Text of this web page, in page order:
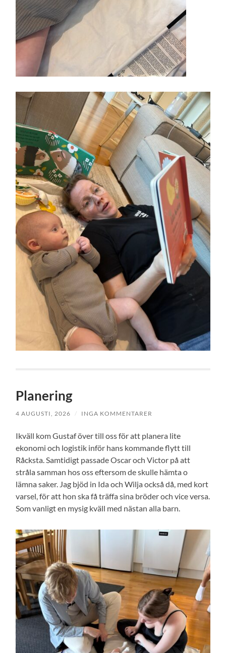
Planering
4 AUGUSTI, 2026 / INGA KOMMENTARER
Ikväll kom Gustaf över till oss för att planera lite
ekonomi och logistik inför hans kommande flytt till
Råcksta. Samtidigt passade Oscar och Victor på att
stråla samman hos oss eftersom de skulle hämta o
lämna saker. Jag bjöd in Ida och Wilja också då, med kort
varsel, för att hon ska få träffa sina bröder och vice versa.
Som vanligt en mysig kväll med nästan alla barn.